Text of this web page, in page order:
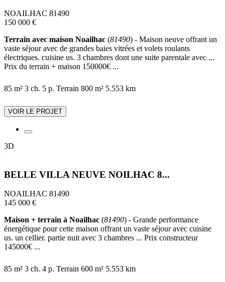
NOAILHAC 81490
150 000 €
Terrain avec maison Noailhac (81490) - Maison neuve offrant un
vaste séjour avec de grandes baies vitrées et volets roulants
électriques. cuisine us. 3 chambres dont une suite parentale avec ...
Prix du terrain + maison 150000€ ...
85 m² 3 ch. 5 p. Terrain 800 m² 5.553 km
VOIR LE PROJET
3D
BELLE VILLA NEUVE NOILHAC 8...
NOAILHAC 81490
145 000 €
Maison + terrain à Noailhac (81490) - Grande performance
énergétique pour cette maison offrant un vaste séjour avec cuisine
us. un cellier. partie nuit avec 3 chambres ... Prix constructeur
145000€ ...
85 m² 3 ch. 4 p. Terrain 600 m² 5.553 km